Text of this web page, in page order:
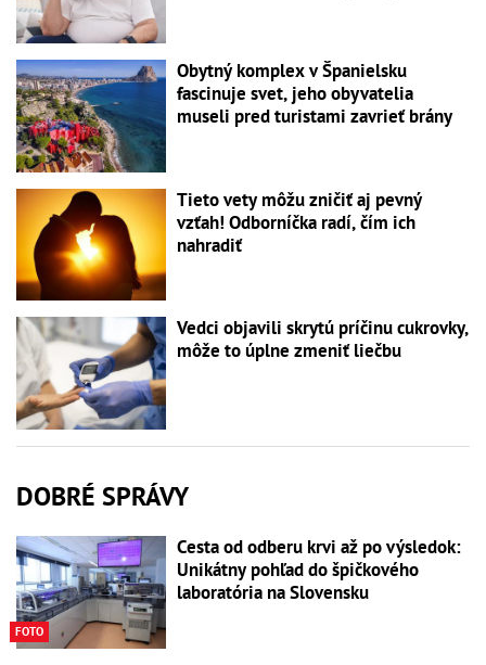
Obytný komplex v Španielsku
fascinuje svet, jeho obyvatelia
museli pred turistami zavrieť brány
Tieto vety môžu zničiť aj pevný
vzťah! Odborníčka radí, čím ich
nahradiť
Vedci objavili skrytú príčinu cukrovky,
môže to úplne zmeniť liečbu
DOBRÉ SPRÁVY
FOTO
Cesta od odberu krvi až po výsledok:
Unikátny pohľad do špičkového
laboratória na Slovensku